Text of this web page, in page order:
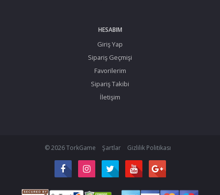
HESABIM
Giriş Yap
Sipariş Geçmişi
Favorilerim
Sipariş Takibi
İletişim
© 2026 TorkGame Şartlar Gizlilik Politikası